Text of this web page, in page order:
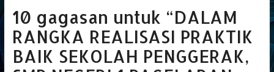
10 gagasan untuk “DALAM
RANGKA REALISASI PRAKTIK
BAIK SEKOLAH PENGGERAK,